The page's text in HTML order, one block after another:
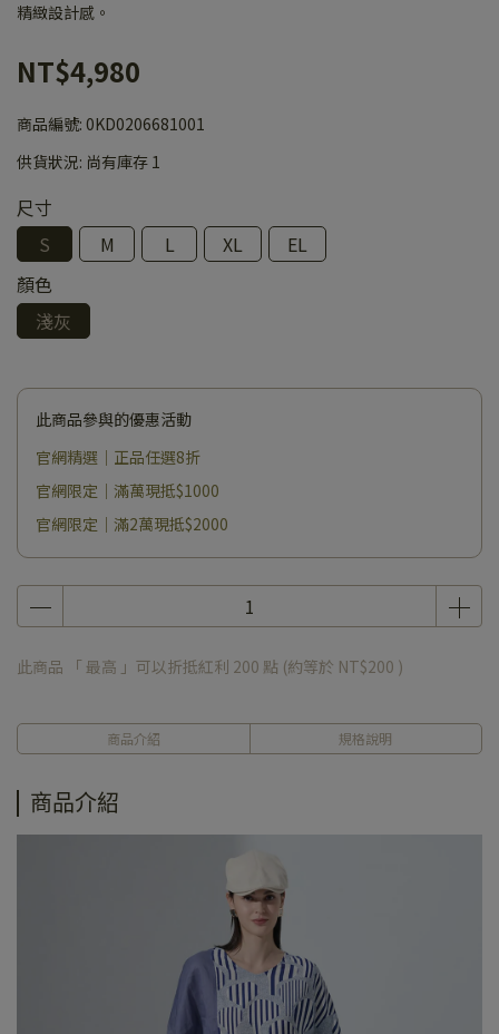
精緻設計感。
NT$4,980
商品編號: 0KD0206681001
供貨狀況: 尚有庫存 1
尺寸
S
M L XL
EL
顏色
淺灰
此商品參與的優惠活動
官網精選｜正品任選8折
官網限定｜滿萬現抵$1000
官網限定｜滿2萬現抵$2000
此商品 「 最高 」可以折抵紅利 200 點 (約等於 NT$200 )
商品介紹 規格說明
商品介紹